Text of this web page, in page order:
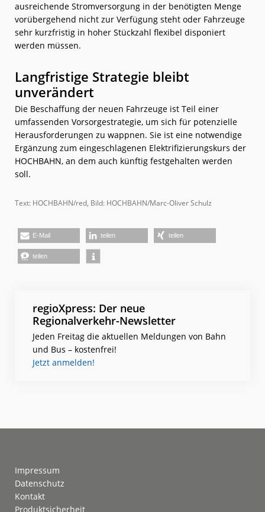
ausreichende Stromversorgung in der benötigten Menge
vorübergehend nicht zur Verfügung steht oder Fahrzeuge
sehr kurzfristig in hoher Stückzahl flexibel disponiert
werden müssen.
Langfristige Strategie bleibt
unverändert
Die Beschaffung der neuen Fahrzeuge ist Teil einer
umfassenden Vorsorgestrategie, um sich für potenzielle
Herausforderungen zu wappnen. Sie ist eine notwendige
Ergänzung zum eingeschlagenen Elektrifizierungskurs der
HOCHBAHN, an dem auch künftig festgehalten werden
soll.
Text: HOCHBAHN/red, Bild: HOCHBAHN/Marc-Oliver Schulz
E-Mail teilen teilen
teilen
regioXpress: Der neue
Regionalverkehr-Newsletter
Jeden Freitag die aktuellen Meldungen von Bahn
und Bus – kostenfrei!
Jetzt anmelden!
Impressum
Datenschutz
Kontakt
Produktsicherheit